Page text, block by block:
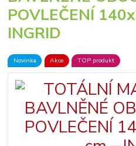
POVLEČENÍ
INGRID
Novinka Akce TOP produkt